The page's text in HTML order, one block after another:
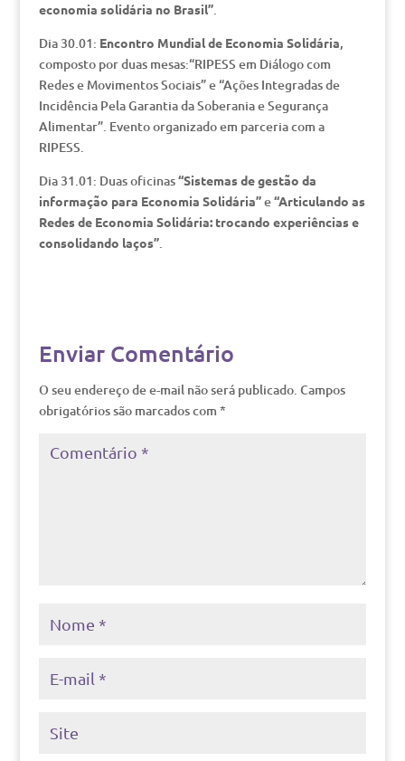
economia solidária no Brasil”.
Dia 30.01: Encontro Mundial de Economia Solidária,
composto por duas mesas:“RIPESS em Diálogo com
Redes e Movimentos Sociais” e “Ações Integradas de
Incidência Pela Garantia da Soberania e Segurança
Alimentar”. Evento organizado em parceria com a
RIPESS.
Dia 31.01: Duas oficinas“Sistemas de gestão da
informação para Economia Solidária”e“Articulando as
Redes de Economia Solidária: trocando experiências e
consolidando laços”.
Enviar Comentário
O seu endereço de e-mail não será publicado. Campos
obrigatórios são marcados com *